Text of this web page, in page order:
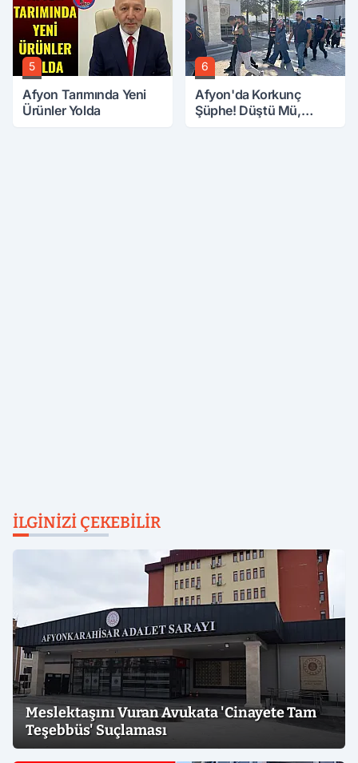
5
Afyon Tarımında Yeni
Ürünler Yolda
6
Afyon'da Korkunç
Şüphe! Düştü Mü,
İLGINIZI ÇEKEBILIR
Meslektaşını Vuran Avukata 'Cinayete Tam
Teşebbüs' Suçlaması